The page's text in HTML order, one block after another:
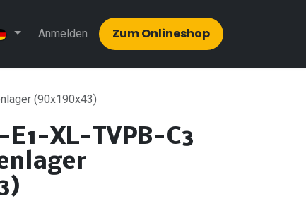
Anmelden Zum Onlinesh​​op
(90x190x43)
E1-XL-TVPB-C3